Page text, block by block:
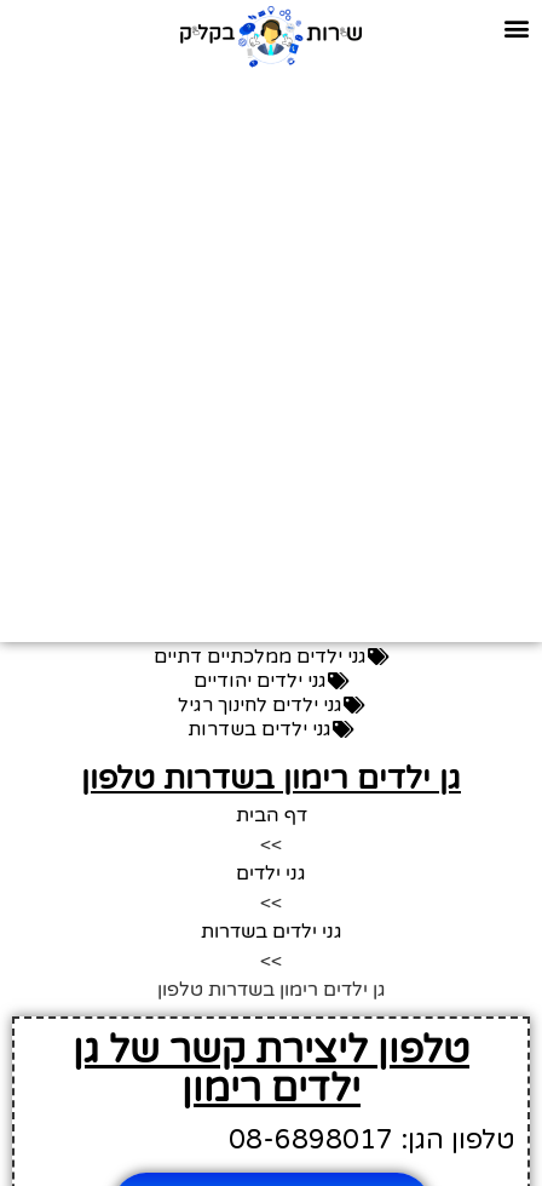
גני ילדים ממלכתיים דתיים
גני ילדים יהודיים
גני ילדים לחינוך רגיל
גני ילדים בשדרות
גן ילדים רימון בשדרות טלפון
דף הבית
>>
גני ילדים
>>
גני ילדים בשדרות
>>
גן ילדים רימון בשדרות טלפון
טלפון ליצירת קשר של גן
ילדים רימון
טלפון הגן: 08-6898017